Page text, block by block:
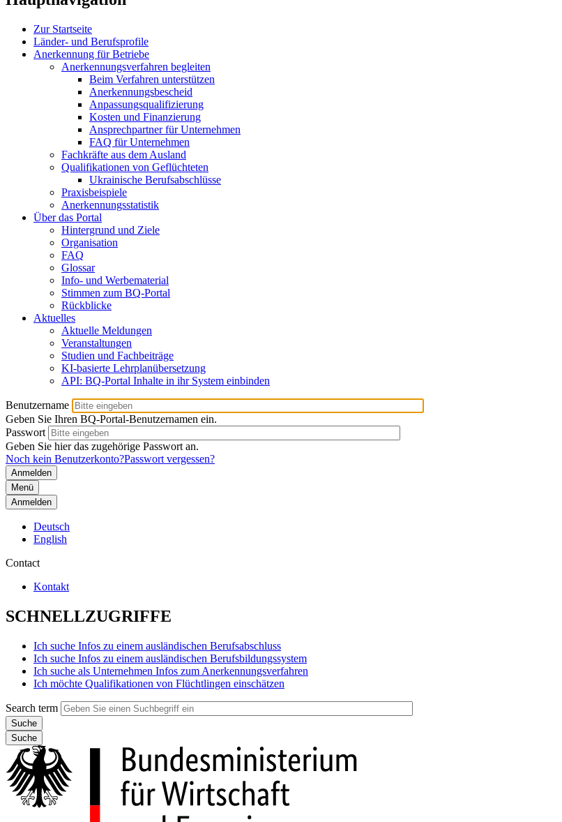
Zur Startseite
Länder- und Berufsprofile
Anerkennung für Betriebe
Anerkennungsverfahren begleiten
Beim Verfahren unterstützen
Anerkennungsbescheid
Anpassungsqualifizierung
Kosten und Finanzierung
Ansprechpartner für Unternehmen
FAQ für Unternehmen
Fachkräfte aus dem Ausland
Qualifikationen von Geflüchteten
Ukrainische Berufsabschlüsse
Praxisbeispiele
Anerkennungsstatistik
Über das Portal
Hintergrund und Ziele
Organisation
FAQ
Glossar
Info- und Werbematerial
Stimmen zum BQ-Portal
Rückblicke
Aktuelles
Aktuelle Meldungen
Veranstaltungen
Studien und Fachbeiträge
KI-basierte Lehrplanübersetzung
API: BQ-Portal Inhalte in ihr System einbinden
Benutzername
Geben Sie Ihren BQ-Portal-Benutzernamen ein.
Passwort
Geben Sie hier das zugehörige Passwort an.
Noch kein Benutzerkonto?Passwort vergessen?
Menü
Anmelden
Deutsch
English
Contact
Kontakt
SCHNELLZUGRIFFE
Ich suche Infos zu einem ausländischen Berufsabschluss
Ich suche Infos zu einem ausländischen Berufsbildungssystem
Ich suche als Unternehmen Infos zum Anerkennungsverfahren
Ich möchte Qualifikationen von Flüchtlingen einschätzen
Search term
Suche